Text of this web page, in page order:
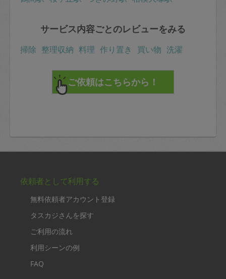
サービス内容ごとのレビューをみる
掃除 整理収納 料理 作り置き 買い物 洗濯
依頼者として利用する
無料依頼者アカウント登録
タスカジさんを探す
ご利用の流れ
利用シーンの例
FAQ